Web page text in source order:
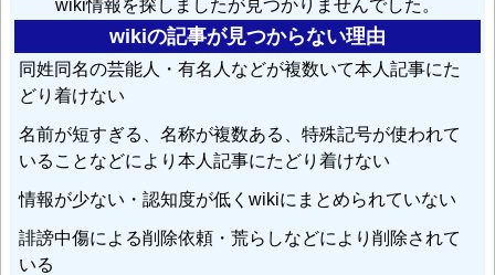
: 『絵本・新編グリム童話選』髙村薫,松本侑
子,阿川佐和子,大庭みな子,津島佑子,中沢けい,皆川博子共
著 毎日新聞社 2001 『グリムの森へ』（2015年3月 小
学館文庫）
河野多恵子:大庭みな子と共に女性初の芥川賞選考委員
となり、1987年から2007年まで務めた。
wiki情報を探しましたが見つかりませんでした。
wikiの記事が見つからない理由
同姓同名の芸能人・有名人などが複数いて本人記事にた
どり着けない
名前が短すぎる、名称が複数ある、特殊記号が使われて
いることなどにより本人記事にたどり着けない
情報が少ない・認知度が低くwikiにまとめられていない
誹謗中傷による削除依頼・荒らしなどにより削除されて
いる